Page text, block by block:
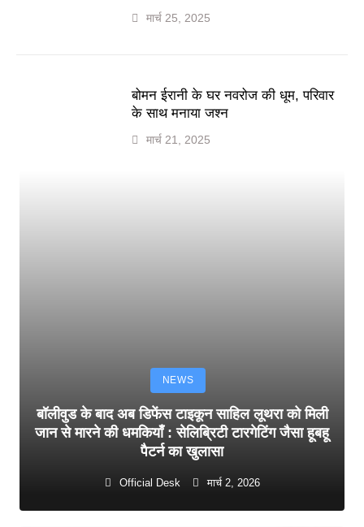
मार्च 25, 2025
बोमन ईरानी के घर नवरोज की धूम, परिवार
के साथ मनाया जश्न
मार्च 21, 2025
NEWS
बॉलीवुड के बाद अब डिफेंस टाइकून साहिल लूथरा को मिली
जान से मारने की धमकियाँ : सेलिब्रिटी टारगेटिंग जैसा हूबहू
पैटर्न का खुलासा
Official Desk मार्च 2, 2026